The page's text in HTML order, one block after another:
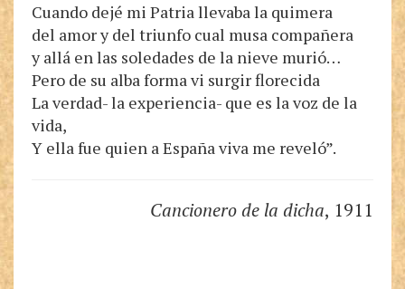
Cuando dejé mi Patria llevaba la quimera
del amor y del triunfo cual musa compañera
y allá en las soledades de la nieve murió…
Pero de su alba forma vi surgir florecida
La verdad- la experiencia- que es la voz de la
vida,
Y ella fue quien a España viva me reveló”.
Cancionero de la dicha, 1911